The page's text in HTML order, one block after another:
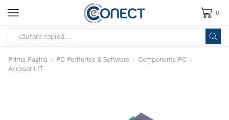
0
Prima Pagină PC Periferice & Software
Componente PC
Accesorii IT